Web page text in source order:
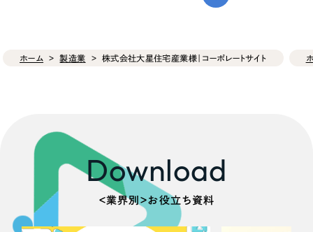
ホーム 製造業 株式会社大星住宅産業様｜コーポレートサイト
Download
＜業界別＞お役立ち資料